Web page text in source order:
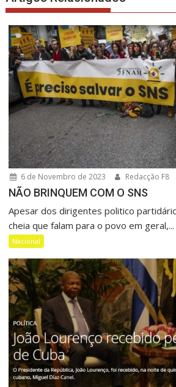
6 de Novembro de 2023 Redacção F8
NÃO BRINQUEM COM O SNS
Apesar dos dirigentes politico
cheia que falam para o povo em geral,...
Nacional